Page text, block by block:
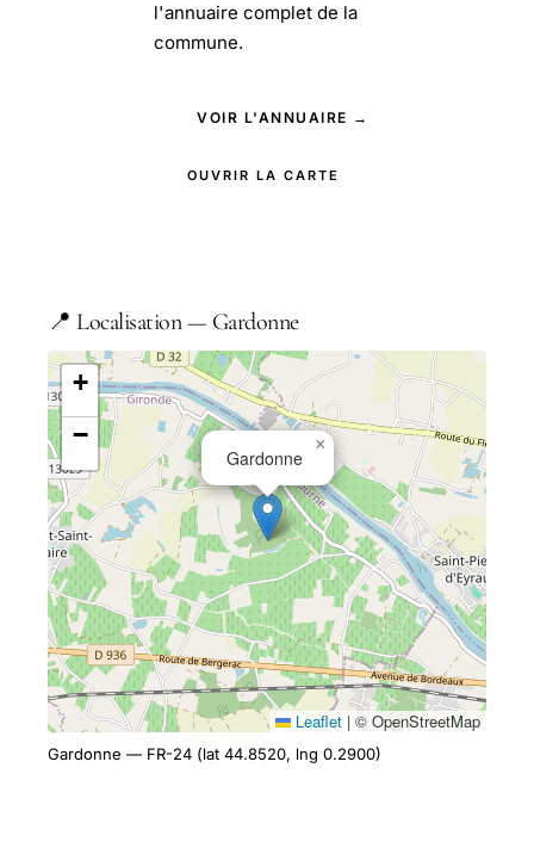
l'annuaire complet de la
commune.
VOIR L'ANNUAIRE →
OUVRIR LA CARTE
📍 Localisation — Gardonne
Gardonne
×
+
−
Leaflet | © OpenStreetMap
Gardonne — FR-24 (lat 44.8520, lng 0.2900)